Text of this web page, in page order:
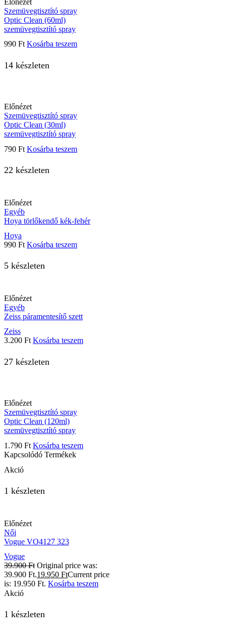
Előnézet
Szemüvegtisztító spray
Optic Clean (60ml)
szemüvegtisztító spray
990 Ft Kosárba teszem
14 készleten
Előnézet
Szemüvegtisztító spray
Optic Clean (30ml)
szemüvegtisztító spray
790 Ft Kosárba teszem
22 készleten
Előnézet
Egyéb
Hoya törlőkendő kék-fehér
Hoya
990 Ft Kosárba teszem
5 készleten
Előnézet
Egyéb
Zeiss páramentesítő szett
Zeiss
3.200 Ft Kosárba teszem
27 készleten
Előnézet
Szemüvegtisztító spray
Optic Clean (120ml)
szemüvegtisztító spray
1.790 Ft Kosárba teszem
Kapcsolódó Termékek
Akció
1 készleten
Előnézet
Női
Vogue VO4127 323
Vogue
39.900Ft Original price was:
39.900 Ft.19.950 FtCurrent price
is: 19.950 Ft. Kosárba teszem
Akció
1 készleten